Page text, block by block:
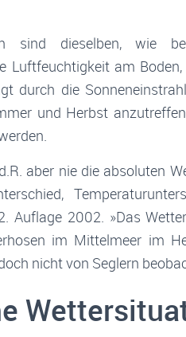
sind dieselben, wie
Luftfeuchtigkeit am
durch die
und Herbst
aber nie die absoluten
Auflage 2002. »Das
im Mittelmeer im
nicht von Seglern